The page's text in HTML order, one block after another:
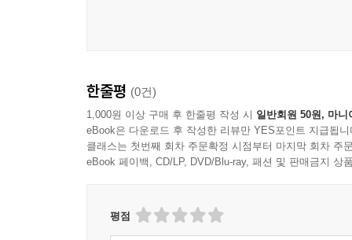
한줄평 (0건)
1,000원 이상 구매 후 한줄평 작성 시 일반회원 50원, 마니
eBook은 다운로드 후 작성한 리뷰만 YES포인트 지급됩니
클래스는 첫번째 회차 주문확정 시점부터 마지막 회차 주
eBook 페이백, CD/LP, DVD/Blu-ray, 패션 및 판매금지 상
평점